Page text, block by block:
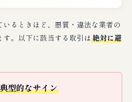
るときほど、悪質・違法な業者の
。以下に該当する取引は絶対に避
型的なサイン